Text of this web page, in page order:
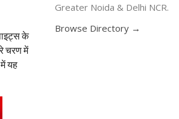
के
चरण में
यह
Greater Noida & Delhi NCR.
Browse Directory →